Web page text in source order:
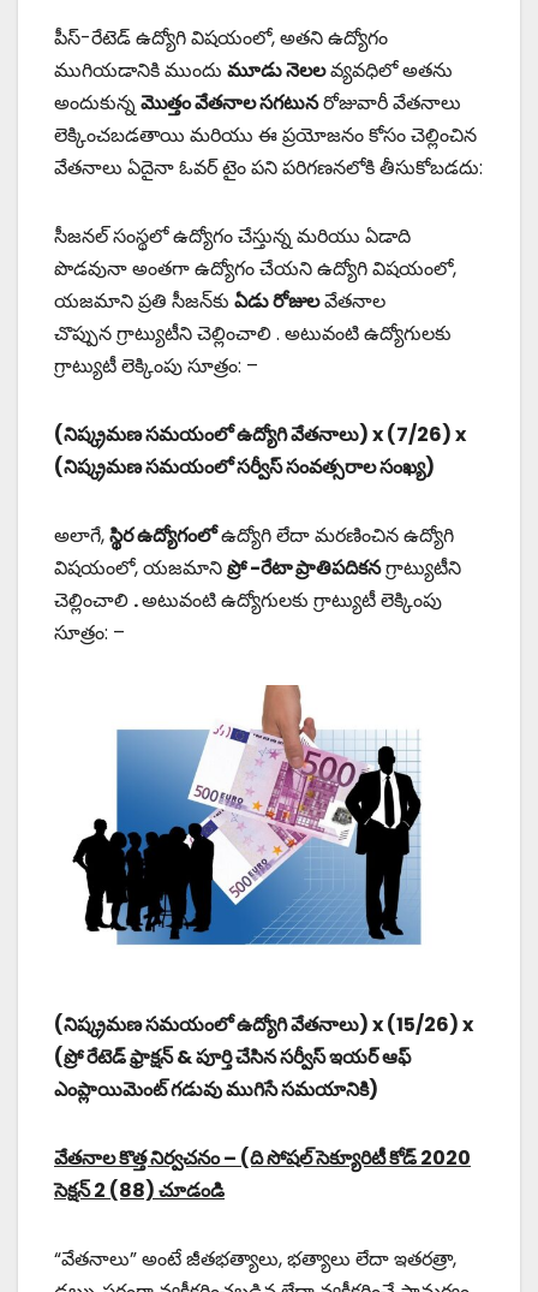
పీస్-రేటెడ్ ఉద్యోగి విషయంలో, అతని ఉద్యోగం
ముగియడానికి ముందు మూడు నెలలవ్యవధిలో అతను
అందుకున్నమొత్తం వేతనాల సగటునరోజువారీ వేతనాలు
లెక్కించబడతాయి మరియు ఈ ప్రయోజనం కోసం చెల్లించిన
వేతనాలు ఏదైనా ఓవర్ టైం పని పరిగణనలోకి తీసుకోబడదు:
సీజనల్ సంస్థలో ఉద్యోగం చేస్తున్న మరియు ఏడాది
పొడవునా అంతగా ఉద్యోగం చేయని ఉద్యోగి విషయంలో,
యజమాని ప్రతి సీజన్‌కు ఏడు రోజులవేతనాల
చొప్పున గ్రాట్యుటీని చెల్లించాలి . అటువంటి ఉద్యోగులకు
గ్రాట్యుటీ లెక్కింపు సూత్రం: –
(నిష్క్రమణ సమయంలో ఉద్యోగి వేతనాలు) x (7/26) x
(నిష్క్రమణ సమయంలో సర్వీస్ సంవత్సరాల సంఖ్య)
అలాగే,స్థిర ఉద్యోగంలోఉద్యోగి లేదా మరణించిన ఉద్యోగి
విషయంలో, యజమానిప్రో -రేటా ప్రాతిపదికనగ్రాట్యుటీని
చెల్లించాలి .అటువంటి ఉద్యోగులకు గ్రాట్యుటీ లెక్కింపు
సూత్రం: –
(నిష్క్రమణ సమయంలో ఉద్యోగి వేతనాలు) x (15/26) x
(ప్రో రేటెడ్ ఫ్రాక్షన్ & పూర్తి చేసిన సర్వీస్ ఇయర్ ఆఫ్
ఎంప్లాయిమెంట్ గడువు ముగిసే సమయానికి)
వేతనాల కొత్త నిర్వచనం – (ది సోషల్ సెక్యూరిటీ కోడ్ 2020
సెక్షన్ 2 (88) చూడండి
“వేతనాలు” అంటే జీతభత్యాలు, భత్యాలు లేదా ఇతరత్రా,